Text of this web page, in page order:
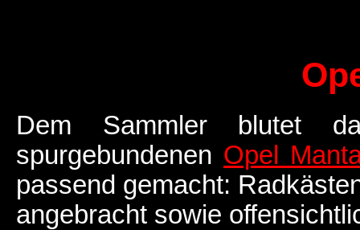
Dem Sammler blutet
spurgebundenen Opel
passend gemacht:
angebracht sowie